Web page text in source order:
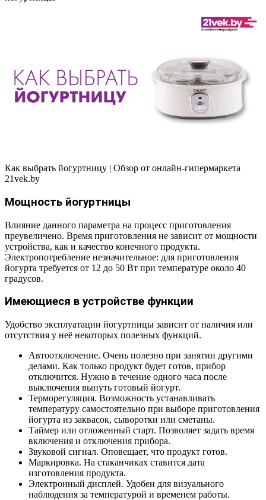
Как выбрать йогуртницу | Обзор от онлайн-гипермаркета
21vek.by
Мощность йогуртницы
Влияние данного параметра на процесс приготовления
преувеличено. Время приготовления не зависит от мощности
устройства, как и качество конечного продукта.
Электропотребление незначительное: для приготовления
йогурта требуется от 12 до 50 Вт при температуре около 40
градусов.
Имеющиеся в устройстве функции
Удобство эксплуатации йогуртницы зависит от наличия или
отсутствия у неё некоторых полезных функций.
Автоотключение. Очень полезно при занятии другими
делами. Как только продукт будет готов, прибор
отключится. Нужно в течение одного часа после
выключения вынуть готовый йогурт.
Терморегуляция. Возможность устанавливать
температуру самостоятельно при выборе приготовления
йогурта из заквасок, сыворотки или сметаны.
Таймер или отложенный старт. Позволяет задать время
включения и отключения прибора.
Звуковой сигнал. Оповещает, что продукт готов.
Маркировка. На стаканчиках ставится дата
изготовления продукта.
Электронный дисплей. Удобен для визуального
наблюдения за температурой и временем работы.